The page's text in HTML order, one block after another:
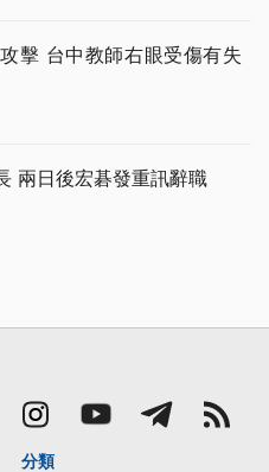
擊 台中教師右眼受傷有失
兩日後宏碁發重訊辭職
分類